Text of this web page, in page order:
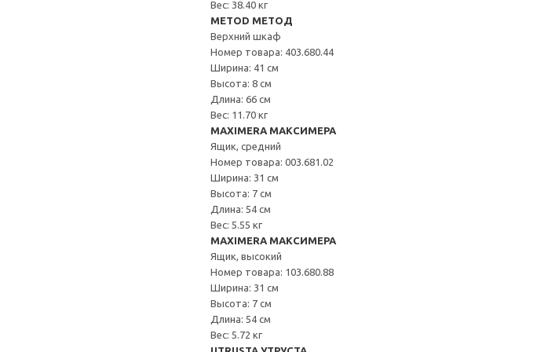
Вес: 38.40 кг
METOD МЕТОД
Верхний шкаф
Номер товара: 403.680.44
Ширина: 41 см
Высота: 8 см
Длина: 66 см
Вес: 11.70 кг
MAXIMERA МАКСИМЕРА
Ящик, средний
Номер товара: 003.681.02
Ширина: 31 см
Высота: 7 см
Длина: 54 см
Вес: 5.55 кг
MAXIMERA МАКСИМЕРА
Ящик, высокий
Номер товара: 103.680.88
Ширина: 31 см
Высота: 7 см
Длина: 54 см
Вес: 5.72 кг